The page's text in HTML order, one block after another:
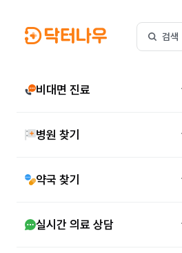
검색
비대면 진료
병원 찾기
약국 찾기
실시간 의료 상담